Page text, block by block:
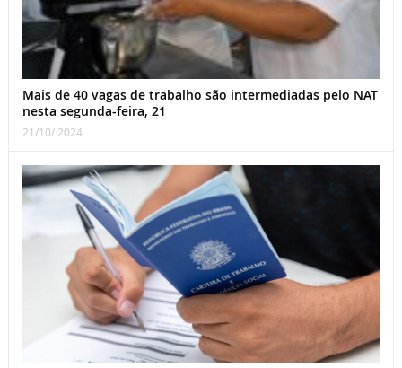
Mais de 40 vagas de trabalho são intermediadas pelo NAT
nesta segunda-feira, 21
21/10/ 2024